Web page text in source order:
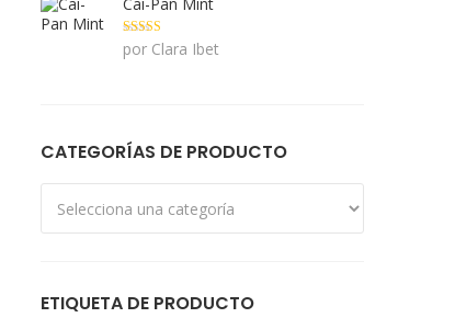
Valorado con
5 de 5
por Clara Ibet
CATEGORÍAS DE PRODUCTO
ETIQUETA DE PRODUCTO